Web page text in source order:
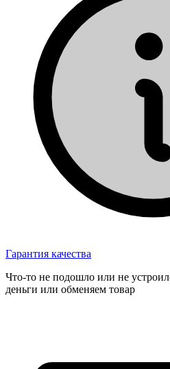
Гарантия качества
Что-то не подошло или не
деньги или обменяем товар